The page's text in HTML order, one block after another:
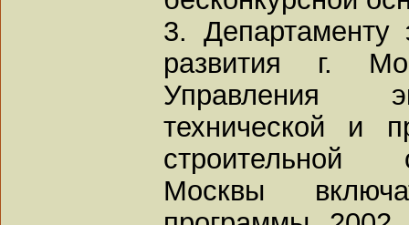
3. Департаменту
развития г.
Управления
технической и
строительной
Москвы